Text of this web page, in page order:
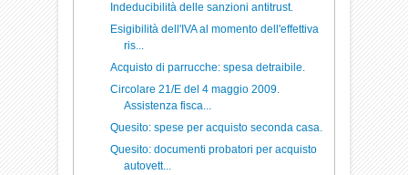
Indeducibilità delle sanzioni antitrust.
Esigibilità dell'IVA al momento dell'effettiva
ris...
Acquisto di parrucche: spesa detraibile.
Circolare 21/E del 4 maggio 2009.
Assistenza fisca...
Quesito: spese per acquisto seconda casa.
Quesito: documenti probatori per acquisto
autovett...